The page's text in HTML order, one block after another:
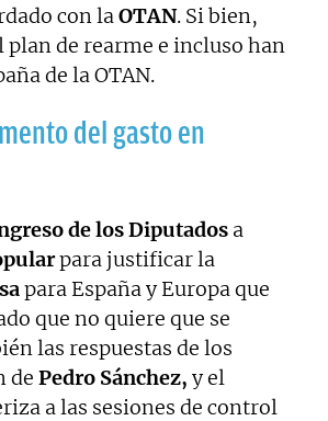
con la OTAN. Si bien,
de rearme e incluso han
de la OTAN.
del gasto en
de los Diputados a
para justificar la
para España y Europa que
que no quiere que se
las respuestas de los
de Pedro Sánchez, y el
a las sesiones de control